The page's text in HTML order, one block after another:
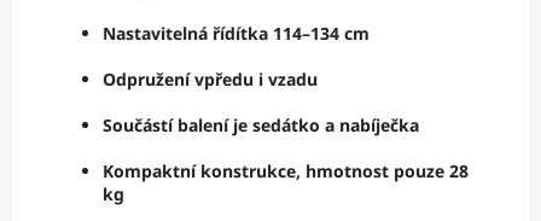
Nastavitelná řídítka 114–134 cm
Odpružení vpředu i vzadu
Součástí balení je sedátko a nabíječka
Kompaktní konstrukce, hmotnost pouze 28
kg